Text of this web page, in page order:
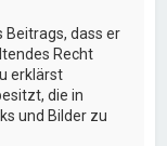
Beitrags, dass er
Recht
erklärst
die in
und Bilder zu